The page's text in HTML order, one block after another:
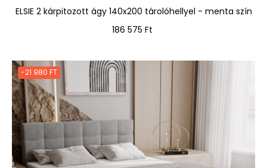
ELSIE 2 kárpitozott ágy 140x200 tárolóhellyel - menta szín
Ár
186 575 Ft
-21 980 FT